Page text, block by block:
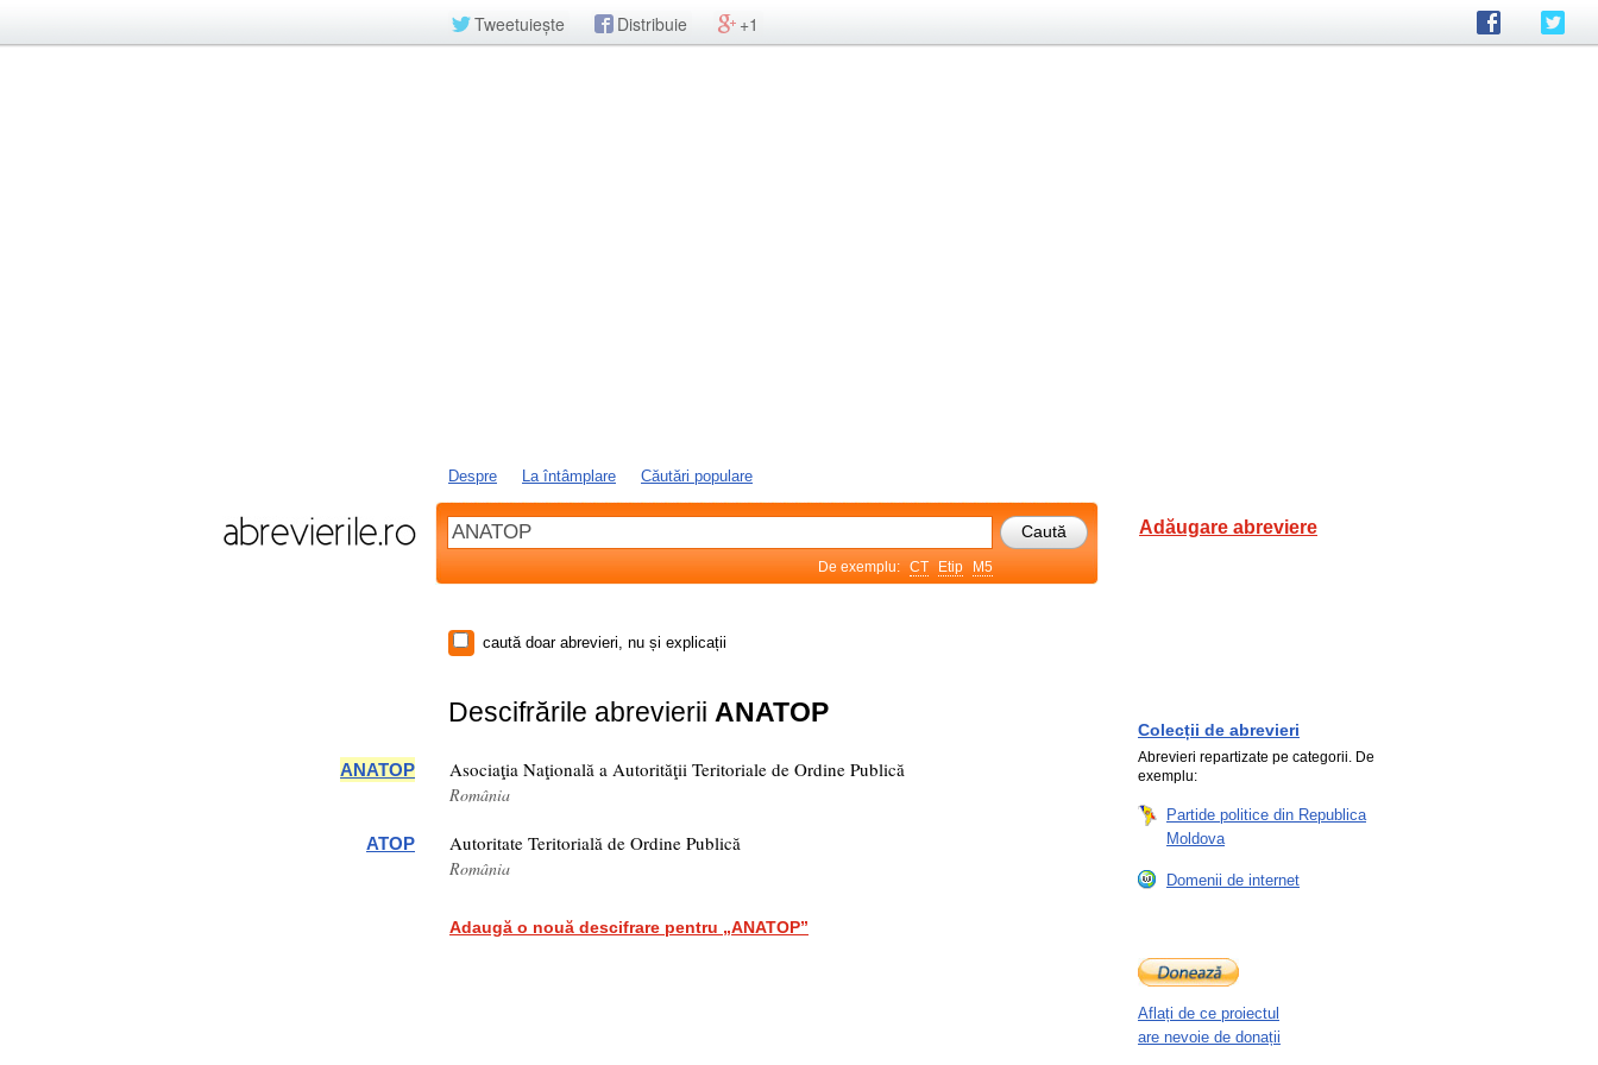
Tweetuiește Distribuie +1
Despre La întâmplare Căutări populare
De exemplu: CT Etip M5
Adăugare abreviere
caută doar abrevieri, nu și explicații
Descifrările abrevierii ANATOP
ANATOP Asociaţia Naţională a Autorităţii Teritoriale de Ordine Publică
România
ATOP Autoritate Teritorială de Ordine Publică
România
Adaugă o nouă descifrare pentru „ANATOP”
Colecții de abrevieri
Abrevieri repartizate pe categorii. De
exemplu:
Partide politice din Republica
Moldova
Domenii de internet
Aflați de ce proiectul
are nevoie de donații